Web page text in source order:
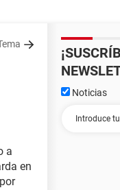
a
en
Noticias